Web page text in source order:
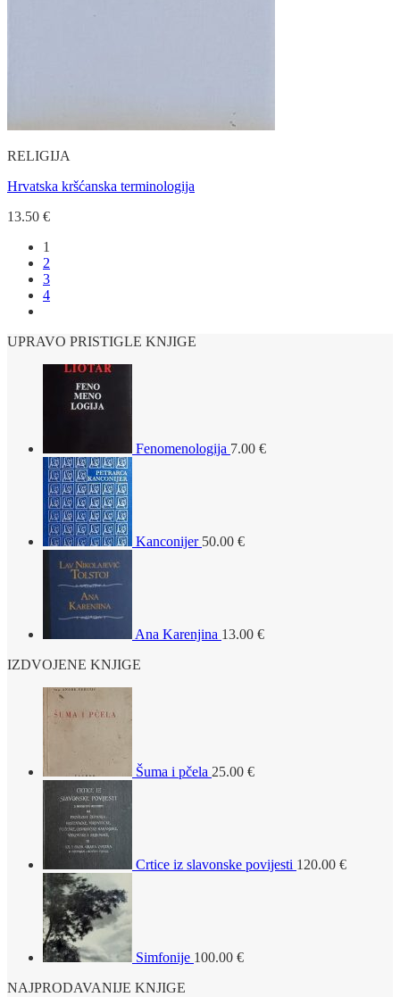
RELIGIJA
Hrvatska kršćanska terminologija
13.50 €
1
2
3
4
UPRAVO PRISTIGLE KNJIGE
Fenomenologija 7.00 €
Kanconijer 50.00 €
Ana Karenjina 13.00 €
IZDVOJENE KNJIGE
Šuma i pčela 25.00 €
Crtice iz slavonske povijesti 120.00 €
Simfonije 100.00 €
NAJPRODAVANIJE KNJIGE